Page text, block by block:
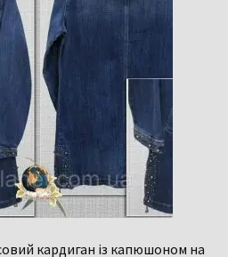
кардиган із капюшоном на